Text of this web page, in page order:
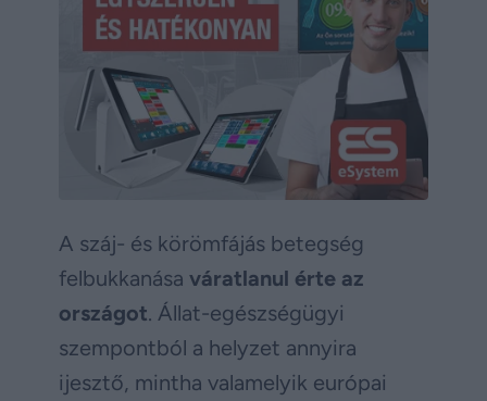
A száj- és körömfájás betegség
felbukkanása váratlanul érte az
országot. Állat-egészségügyi
szempontból a helyzet annyira
ijesztő, mintha valamelyik európai